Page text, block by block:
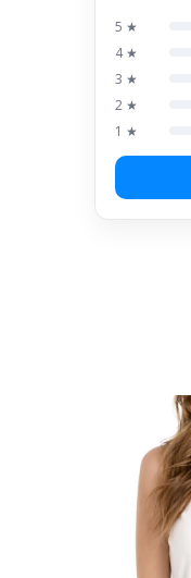
5 ★
4 ★
3 ★
2 ★
1 ★